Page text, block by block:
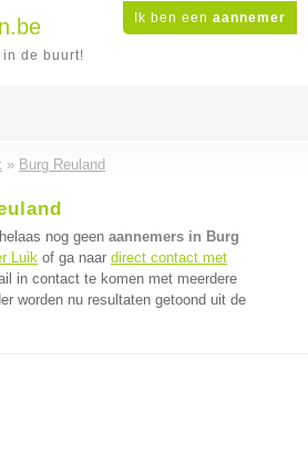
Ik ben een aannemer
de buurt!
» Burg Reuland
nog geen aannemers in Burg
Luik of ga naar direct contact met
in contact te komen met meerdere
worden nu resultaten getoond uit de